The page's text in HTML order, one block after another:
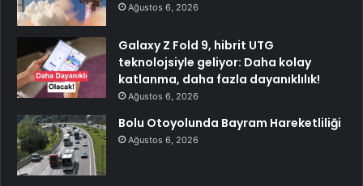
Ağustos 6, 2026
Galaxy Z Fold 9, hibrit UTG
teknolojsiyle geliyor: Daha kolay
katlanma, daha fazla dayanıklılık!
Ağustos 6, 2026
Bolu Otoyolunda Bayram Hareketliliği
Ağustos 6, 2026